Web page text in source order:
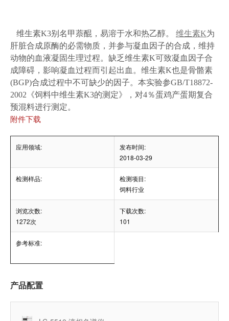
维生素K3别名甲萘醌，易溶于水和热乙醇。 维生素K为
肝脏合成原酶的必需物质，并参与凝血因子的合成，维持
动物的血液凝固生理过程。缺乏维生素K可致凝血因子合
成障碍，影响凝血过程而引起出血。维生素K也是骨骼素
(BGP)合成过程中不可缺少的因子。本实验参GB/T18872-
2002《饲料中维生素K3的测定》，对4％蛋鸡产蛋期复合
预混料进行测定。
附件下载
应用领域:
发布时间:
2018-03-29
检测样品:
检测项目:
饲料行业
浏览次数:
1272次
下载次数:
101
参考标准:
产品配置